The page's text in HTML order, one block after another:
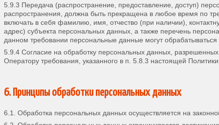
5.9.3 Передача (распространение, предоставление, доступ)
распространения, должна быть прекращена в любое время по
включать в себя фамилию, имя, отчество (при наличии),
адрес) субъекта персональных данных, а также перечень
данном требовании персональные данные могут
5.9.4 Согласие на обработку персональных данных,
Оператору требования, указанного в п. 5.8.3 настоящей
6. Принципы обработки персональных данных
6.1. Обработка персональных данных осуществляется на